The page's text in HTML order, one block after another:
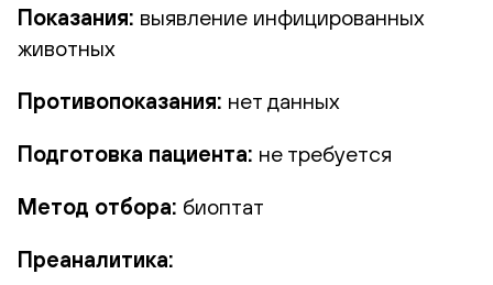
Показания: выявление инфицированных
животных
Противопоказания: нет данных
Подготовка пациента: не требуется
Метод отбора: биоптат
Преаналитика: